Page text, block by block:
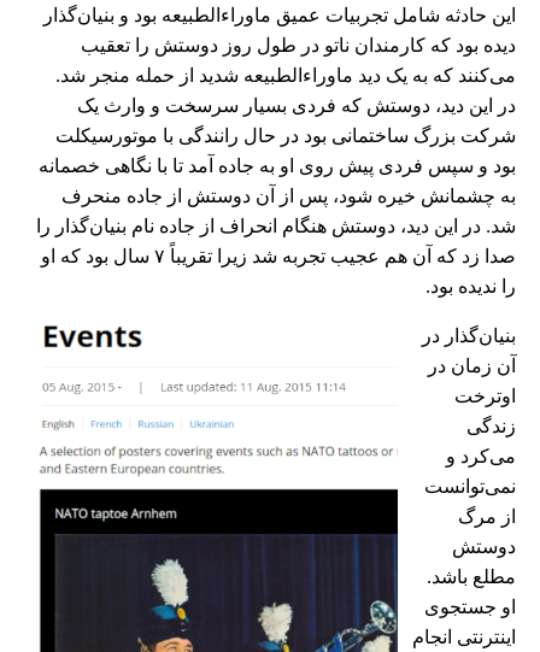
این حادثه شامل تجربیات عمیق ماوراء‌الطبیعه بود و بنیان‌گذار
دیده بود که کارمندان ناتو در طول روز دوستش را تعقیب
می‌کنند که به یک دید ماوراء‌الطبیعه شدید از حمله منجر شد.
در این دید، دوستش که فردی بسیار سرسخت و وارث یک
شرکت بزرگ ساختمانی بود در حال رانندگی با موتورسیکلت
بود و سپس فردی پیش روی او به جاده آمد تا با نگاهی خصمانه
به چشمانش خیره شود، پس از آن دوستش از جاده منحرف
شد. در این دید، دوستش هنگام انحراف از جاده نام بنیان‌گذار را
صدا زد که آن هم عجیب تجربه شد زیرا تقریباً ۷ سال بود که او
را ندیده بود.
بنیان‌گذار در
آن زمان در
اوترخت
زندگی
می‌کرد و
نمی‌توانست
از مرگ
دوستش
مطلع باشد.
او جستجوی
اینترنتی انجام